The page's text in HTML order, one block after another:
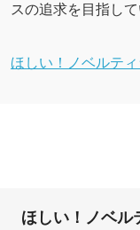
スの追求を目指して
ほしい！ノベルテ
ほしい！ノベル